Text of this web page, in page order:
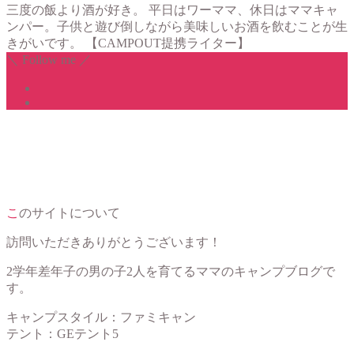
三度の飯より酒が好き。 平日はワーママ、休日はママキャ
ンパー。子供と遊び倒しながら美味しいお酒を飲むことが生
きがいです。 【CAMPOUT提携ライター】
＼ Follow me ／
このサイトについて
訪問いただきありがとうございます！
2学年差年子の男の子2人を育てるママのキャンプブログで
す。
キャンプスタイル：ファミキャン
テント：GEテント5